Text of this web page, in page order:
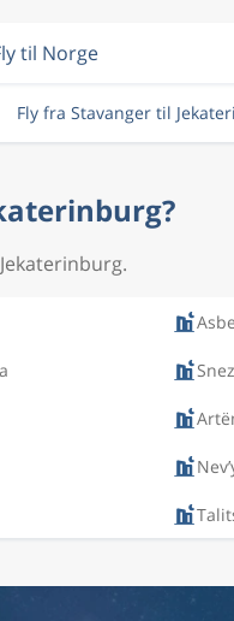
til Norge
Fly fra Stavanger til